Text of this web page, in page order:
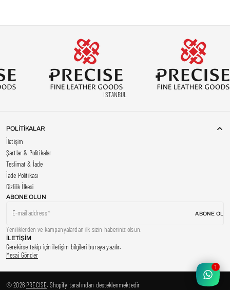
ISTANBUL
ABONE OLUN
E-mail address ABONE OL
Yeniliklerden ve kampanyalardan ilk sizin haberiniz olsun.
POLİTİKALAR
İletişim
Şartlar & Politikalar
Teslimat & İade
İade Politikası
Gizlilik İlkesi
İLETİŞİM
Gerekirse takip için iletişim bilgileri buraya yazılır.
Mesaj Gönder
© 2026 PRECISE. Shopify tarafından desteklenmektedir
1